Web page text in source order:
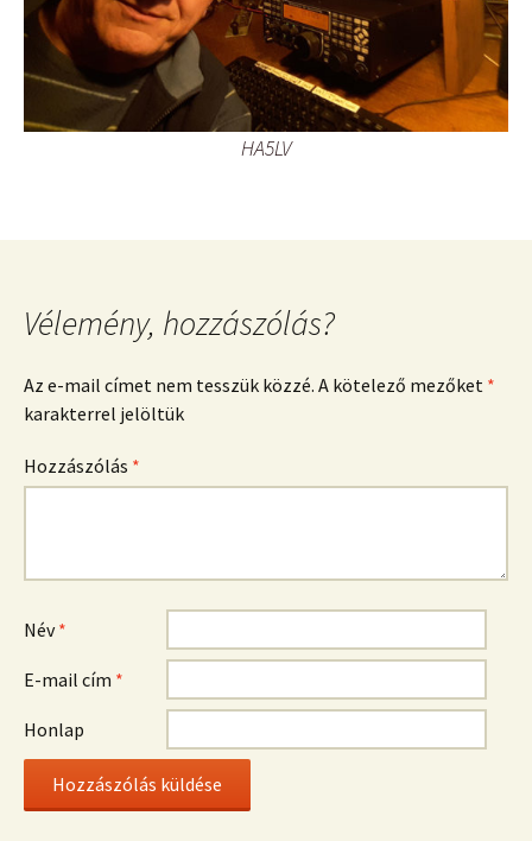
HA5LV
Vélemény, hozzászólás?
Az e-mail címet nem tesszük közzé. A kötelező mezőket *
karakterrel jelöltük
Hozzászólás *
Név*
E-mail cím *
Honlap